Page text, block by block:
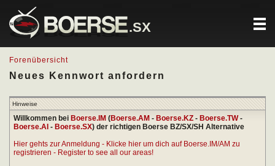
.SX
Forenübersicht
Neues Kennwort anfordern
Hinweise
Willkommen bei Boerse.IM (Boerse.AM - Boerse.KZ - Boerse.TW-
Boerse.AI - Boerse.SX) der richtigen Boerse BZ/SX/SH Alternative
Hier gehts zur Anmeldung - Klicke hier um dich auf Boerse.IM/AM zu
registrieren - Register to see all our areas!